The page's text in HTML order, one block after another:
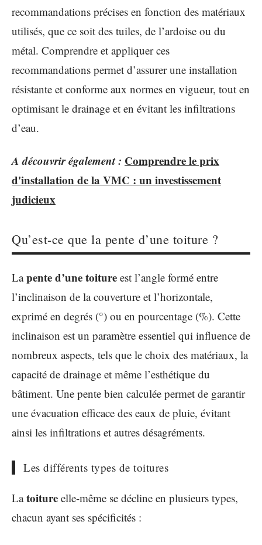
recommandations précises en fonction des matériaux
utilisés, que ce soit des tuiles, de l’ardoise ou du
métal. Comprendre et appliquer ces
recommandations permet d’assurer une installation
résistante et conforme aux normes en vigueur, tout en
optimisant le drainage et en évitant les infiltrations
d’eau.
A découvrir également : Comprendre le prix
d'installation de la VMC : un investissement
judicieux
Qu’est-ce que la pente d’une toiture ?
Lapente d’une toiture est l’angle formé entre
l’inclinaison de la couverture et l’horizontale,
exprimé en degrés (°) ou en pourcentage (%). Cette
inclinaison est un paramètre essentiel qui influence de
nombreux aspects, tels que le choix des matériaux, la
capacité de drainage et même l’esthétique du
bâtiment. Une pente bien calculée permet de garantir
une évacuation efficace des eaux de pluie, évitant
ainsi les infiltrations et autres désagréments.
Les différents types de toitures
Latoiture elle-même se décline en plusieurs types,
chacun ayant ses spécificités :